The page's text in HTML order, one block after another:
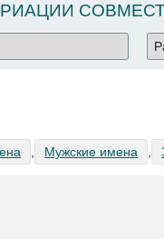
Мужские имена